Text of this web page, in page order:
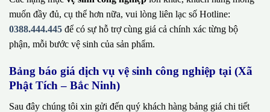
muốn đầy đủ, cụ thể hơn nữa, vui lòng liên lạc số Hotline:
0388.444.445 để có sự hỗ trợ cùng giá cả chính xác từng bộ
phận, mỗi bước vệ sinh của sản phẩm.
Bảng báo giá dịch vụ vệ sinh công nghiệp tại (Xã
Phật Tích – Bắc Ninh)
Sau đây chúng tôi xin gửi đến quý khách hàng bảng giá chi tiết